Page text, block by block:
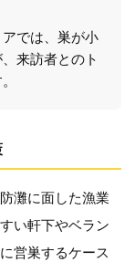
では、巣が小
来訪者とのト
灘に面した漁業
い軒下やベラン
営巣するケース